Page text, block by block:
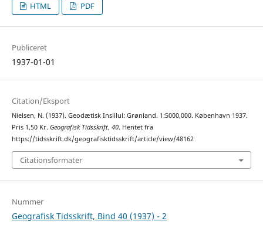
HTML PDF
Publiceret
1937-01-01
Citation/Eksport
Nielsen, N. (1937). Geodætisk Inslilul: Grønland. 1:5000,000. København 1937.
Pris 1,50 Kr. Geografisk Tidsskrift, 40. Hentet fra
https://tidsskrift.dk/geografisktidsskrift/article/view/48162
Citationsformater
Nummer
Geografisk Tidsskrift, Bind 40 (1937) - 2